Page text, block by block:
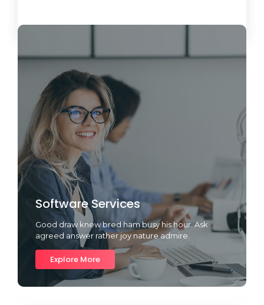
Software Services
Good draw knew bred ham busy his hour. Ask
agreed answer rather joy nature admire.
Explore More